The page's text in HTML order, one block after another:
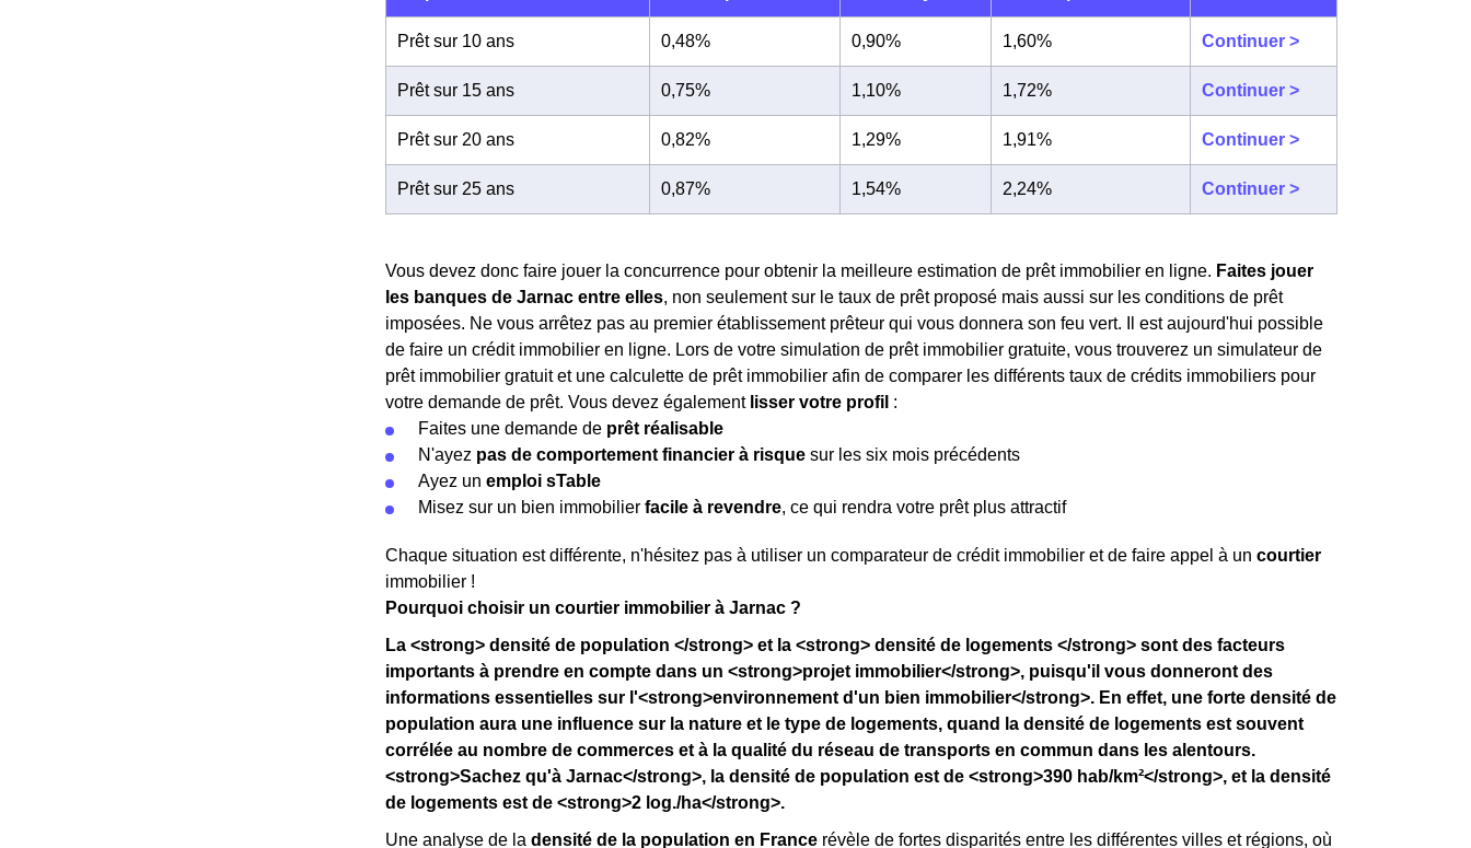
Prêt sur 10 ans 0,48% 0,90% 1,60% Continuer >
Prêt sur 15 ans 0,75% 1,10% 1,72% Continuer >
Prêt sur 20 ans 0,82% 1,29% 1,91% Continuer >
Prêt sur 25 ans 0,87% 1,54% 2,24% Continuer >
Vous devez donc faire jouer la concurrence pour obtenir la meilleure estimation de prêt immobilier en ligne. Faites jouer
les banques de Jarnac entre elles, non seulement sur le taux de prêt proposé mais aussi sur les conditions de prêt
imposées. Ne vous arrêtez pas au premier établissement prêteur qui vous donnera son feu vert. Il est aujourd'hui possible
de faire un crédit immobilier en ligne. Lors de votre simulation de prêt immobilier gratuite, vous trouverez un simulateur de
prêt immobilier gratuit et une calculette de prêt immobilier afin de comparer les différents taux de crédits immobiliers pour
votre demande de prêt. Vous devez également lisser votre profil :
Faites une demande de prêt réalisable
N'ayez pas de comportement financier à risque sur les six mois précédents
Ayez un emploi sTable
Misez sur un bien immobilier facile à revendre, ce qui rendra votre prêt plus attractif
Chaque situation est différente, n'hésitez pas à utiliser un comparateur de crédit immobilier et de faire appel à un courtier
immobilier !
Pourquoi choisir un courtier immobilier à Jarnac ?
La <strong> densité de population </strong> et la <strong> densité de logements </strong> sont des facteurs
importants à prendre en compte dans un <strong>projet immobilier</strong>, puisqu'il vous donneront des
informations essentielles sur l'<strong>environnement d'un bien immobilier</strong>. En effet, une forte densité de
population aura une influence sur la nature et le type de logements, quand la densité de logements est souvent
corrélée au nombre de commerces et à la qualité du réseau de transports en commun dans les alentours.
<strong>Sachez qu'à Jarnac</strong>, la densité de population est de <strong>390 hab/km²</strong>, et la densité
de logements est de <strong>2 log./ha</strong>.
Une analyse de la densité de la population en France révèle de fortes disparités entre les différentes villes et régions, où